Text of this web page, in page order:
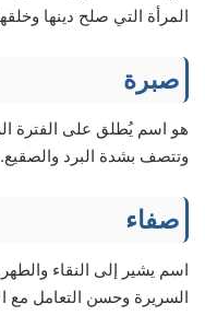
المرأة التي صلح دينها
صبرة
هو اسم يُطلق على الفترة
وتتصف بشدة البرد والصقيع.
صفاء
اسم يشير إلى النقاء
السريرة وحسن التعامل مع